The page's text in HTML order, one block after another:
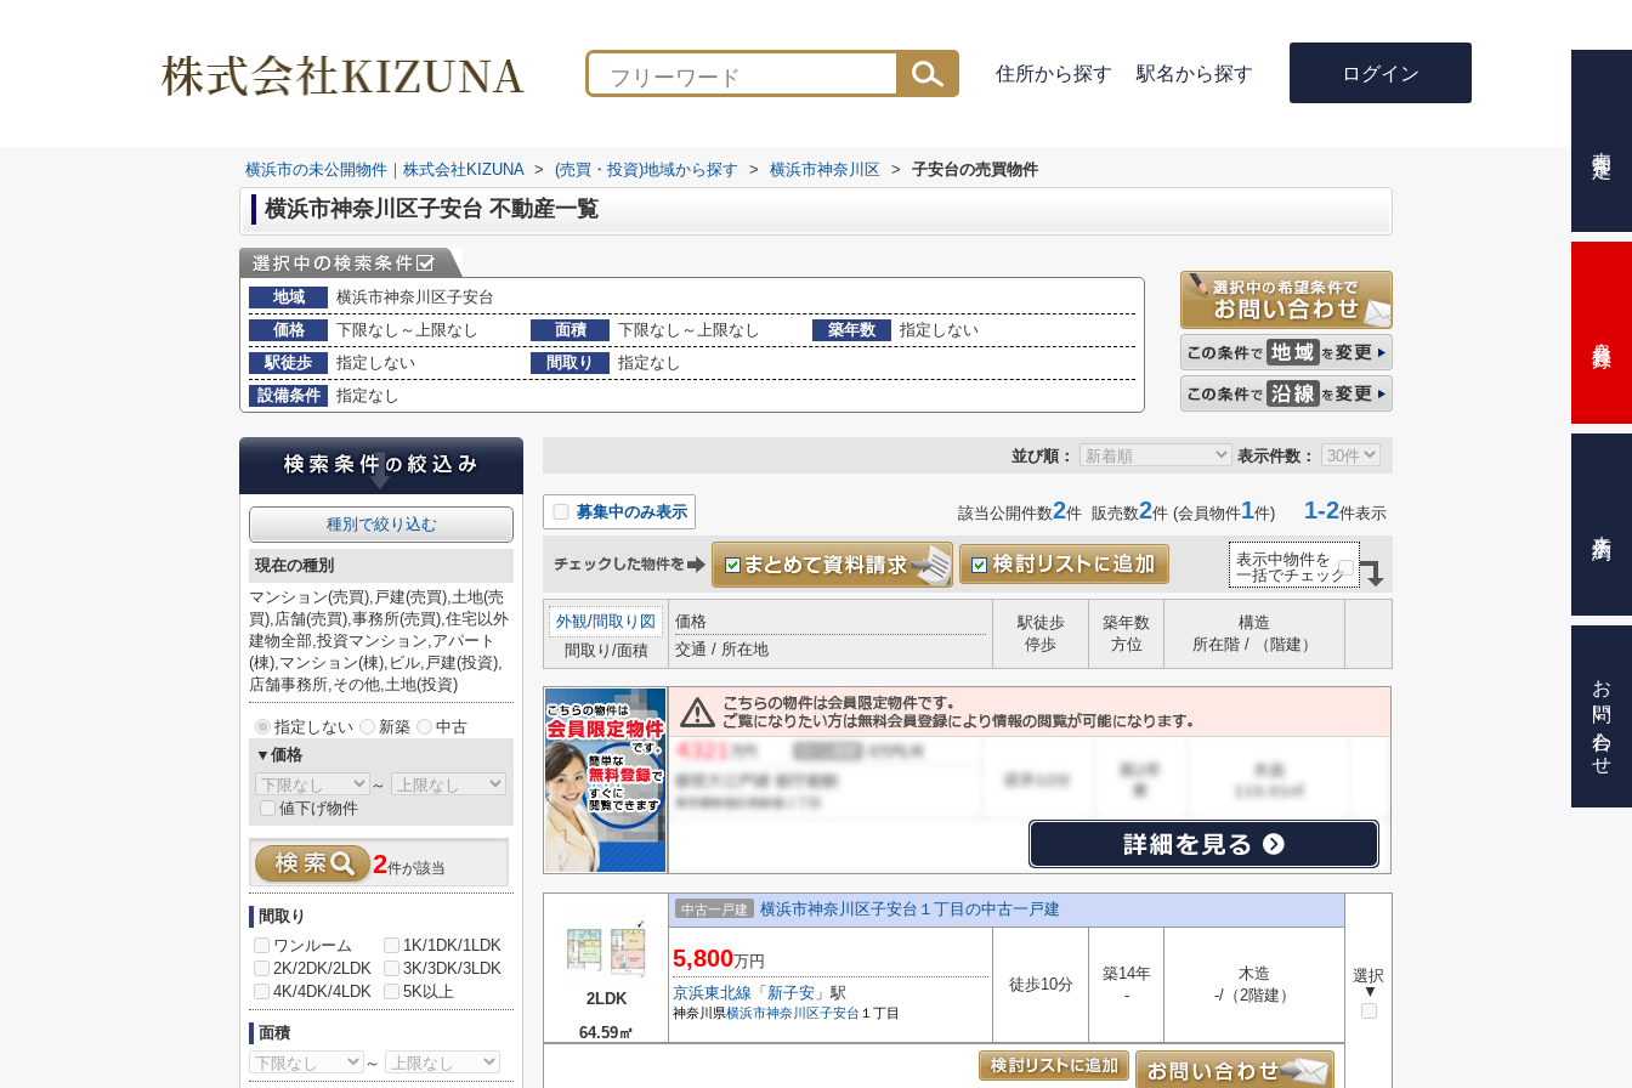
住所から探す 駅名から探す ログイン
横浜市の未公開物件｜株式会社KIZUNA > (売買・投資)地域から探す > 横浜市神奈川区 > 子安台の売買物件
横浜市神奈川区子安台 不動産一覧
地域
横浜市神奈川区子安台
価格
下限なし～上限なし 面積 下限なし～上限なし 築年数
指定しない
駅徒歩
指定しない 間取り
指定なし
設備条件
指定なし
並び順： 表示件数：
募集中のみ表示 該当公開件数2件 販売数2件 (会員物件1件) 1-2件表示
表示中物件を
一括でチェック
外観/間取り図
間取り/面積
価格
交通 / 所在地
駅徒歩
停歩
築年数
方位
構造
所在階 / （階建）
2LDK
64.59㎡
中古一戸建 横浜市神奈川区子安台１丁目の中古一戸建
選択
▼
5,800万円
京浜東北線 「 新子安 」駅
神奈川県横浜市神奈川区子安台 １丁目
徒歩10分
築14年
-
木造
-/（2階建）
種別で絞り込む
現在の種別
マンション(売買),戸建(売買),土地(売
買),店舗(売買),事務所(売買),住宅以外
建物全部,投資マンション,アパート
(棟),マンション(棟),ビル,戸建(投資),
店舗事務所,その他,土地(投資)
指定しない 新築
中古
▼価格
～
値下げ物件
2件が該当
間取り
ワンルーム
1K/1DK/1LDK
2K/2DK/2LDK
3K/3DK/3LDK
4K/4DK/4LDK
5K以上
面積
～
お問い合わせ